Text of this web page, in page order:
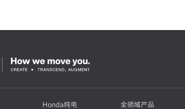
Honda纯电 全领域产品